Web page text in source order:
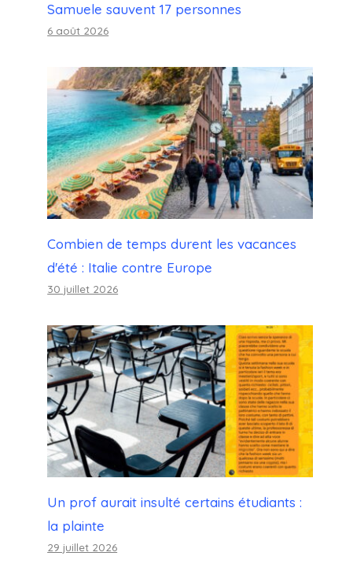
Samuele sauvent 17 personnes
6 août 2026
Combien de temps durent les vacances
d'été : Italie contre Europe
30 juillet 2026
Un prof aurait insulté certains étudiants :
la plainte
29 juillet 2026